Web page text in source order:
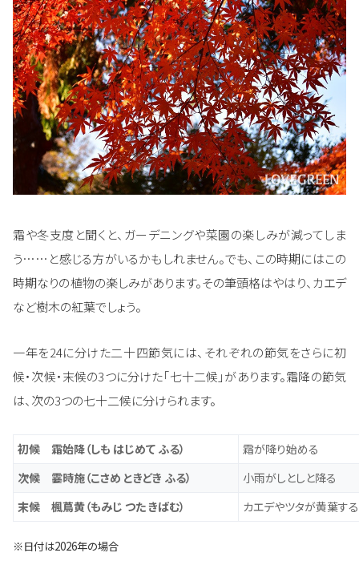
霜や冬支度と聞くと、ガーデニングや菜園の楽しみが減ってしま
う……と感じる方がいるかもしれません。でも、この時期にはこの
時期なりの植物の楽しみがあります。その筆頭格はやはり、カエデ
など樹木の紅葉でしょう。
一年を24に分けた二十四節気には、それぞれの節気をさらに初
候・次候・末候の3つに分けた「七十二候」があります。霜降の節気
は、次の3つの七十二候に分けられます。
初候 霜始降（しも はじめて ふる）
霜が降り始める
次候 霎時施（こさめ ときどき ふる）
小雨がしとしと降る
末候 楓蔦黄（もみじ つた きばむ）
カエデやツタが黄葉する
※日付は2026年の場合